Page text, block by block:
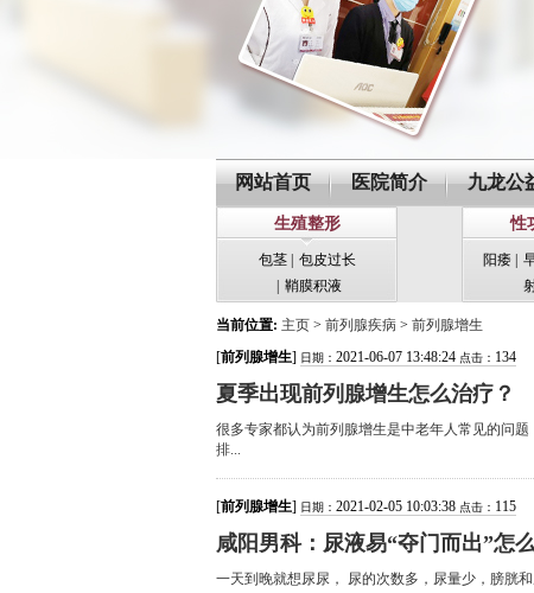
网站首页 医院简介 九龙公
生殖整形
包茎
包皮过长
鞘膜积液
性
阳痿
当前位置: 主页 > 前列腺疾病 > 前列腺增生
[前列腺增生] 日期： 2021-06-07 13:48:24 点击： 134
夏季出现前列腺增生怎么治疗？
很多专家都认为前列腺增生是中老年人常见的问
排...
[前列腺增生] 日期： 2021-02-05 10:03:38 点击： 115
咸阳男科：尿液易“夺门而出”怎
一天到晚就想尿尿， 尿的次数多，尿量少，膀胱